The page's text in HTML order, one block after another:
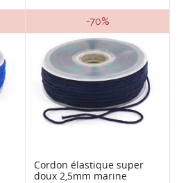
-70%
Cordon élastique super
doux 2,5mm marine